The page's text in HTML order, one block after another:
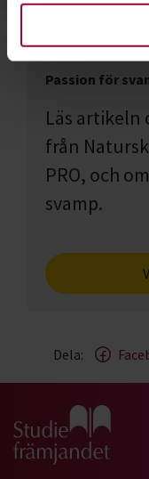
Passion för
Läs artikeln
från
PRO, och
svamp.
Dela:
Gå till